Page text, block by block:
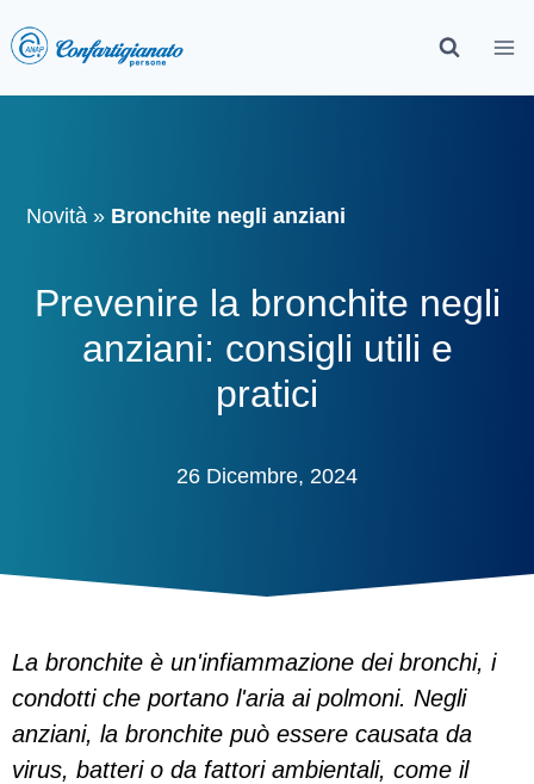
Novità » Bronchite negli anziani
Prevenire la bronchite negli
anziani: consigli utili e
pratici
26 Dicembre, 2024
La bronchite è un'infiammazione dei bronchi, i
condotti che portano l'aria ai polmoni. Negli
anziani, la bronchite può essere causata da
virus, batteri o da fattori ambientali, come il